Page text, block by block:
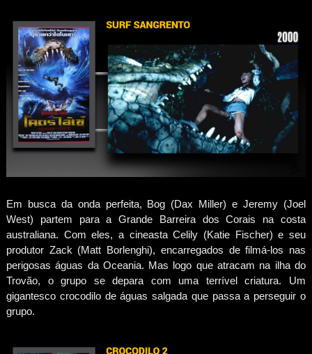
Em busca da onda perfeita, Bog (Dax Miller) e Jeremy (Joel
West) partem para a Grande Barreira dos Corais na costa
australiana. Com eles, a cineasta Celily (Katie Fischer) e seu
produtor Zack (Matt Borlenghi), encarregados de filmá-los nas
perigosas águas da Oceania. Mas logo que atracam na ilha do
Trovão, o grupo se depara com uma terrível criatura. Um
gigantesco crocodilo de águas salgada que passa a perseguir o
grupo.